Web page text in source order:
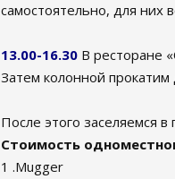
самостоятельно, для них
13.00-16.30 В ресторане
Затем колонной
После этого заселяемся в
Стоимость
1 .Mugger